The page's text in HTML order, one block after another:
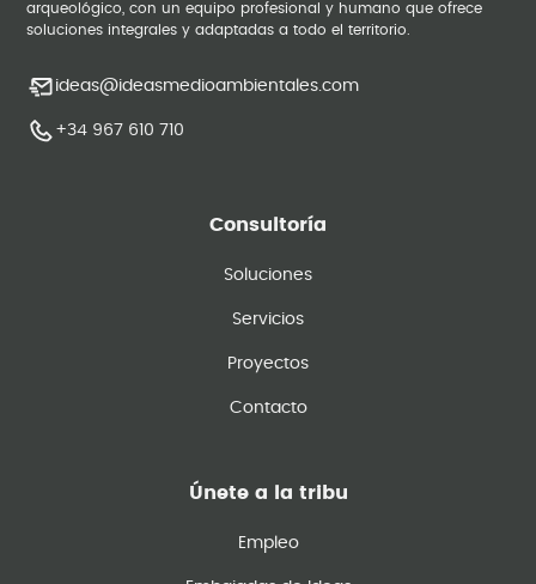
arqueológico, con un equipo profesional y humano que ofrece
soluciones integrales y adaptadas a todo el territorio.
ideas@ideasmedioambientales.com
+34 967 610 710
Consultoría
Soluciones
Servicios
Proyectos
Contacto
Únete a la tribu
Empleo